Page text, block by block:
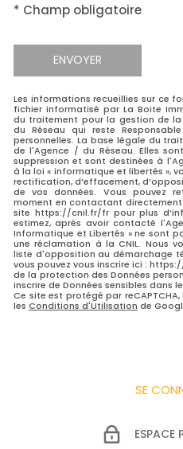
* Champ obligatoire
ENVOYER
Les informations recueillies sur ce
fichier informatisé par La Boite
du traitement pour la gestion de
du Réseau qui reste
personnelles. La base légale du
de l'Agence / du Réseau. Elles
suppression et sont destinées à
à la loi « informatique et libertés »,
rectification, d’effacement,
de vos données. Vous pouvez
moment en contactant directement
site https://cnil.fr/fr pour plus
estimez, après avoir contacté
Informatique et Libertés » ne sont
une réclamation à la CNIL. Nous
liste d'opposition au démarchage
vous pouvez vous inscrire ici :
de la protection des Données
inscrire de Données sensibles dans
Ce site est protégé par reCAPTCHA,
les Conditions d'Utilisation de
SE
ESPACE